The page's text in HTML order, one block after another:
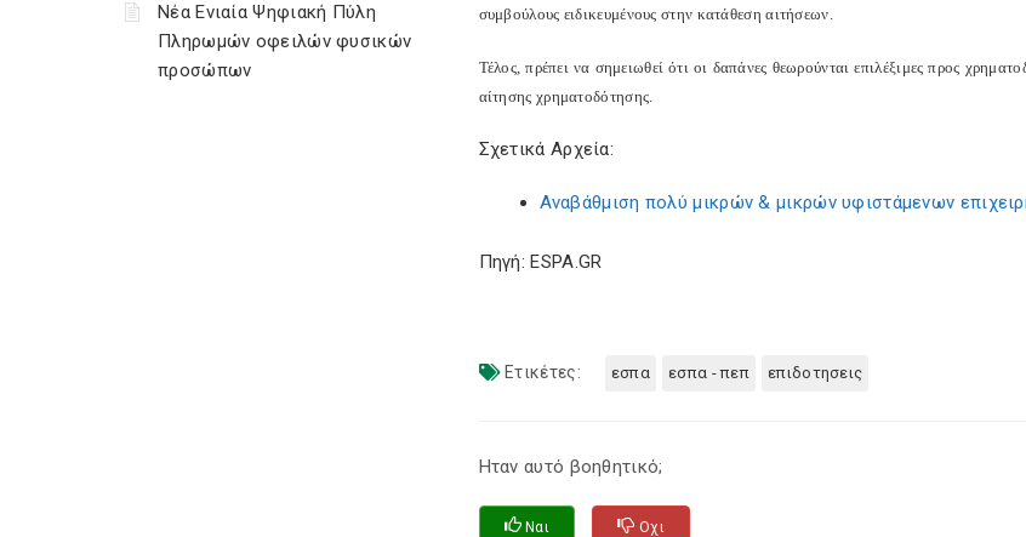
Νέα Ενιαία Ψηφιακή Πύλη
Πληρωμών οφειλών φυσικών
προσώπων
συμβούλους ειδικευμένους στην κατάθεση αιτήσεων.
Τέλος, πρέπει να σημειωθεί ότι οι δαπάνες θεωρούνται επιλέξιμες προς
αίτησης χρηματοδότησης.
Σχετικά Αρχεία:
Αναβάθμιση πολύ μικρών & μικρών υφιστάμενων
Πηγή: ESPA.GR
Ετικέτες: εσπα εσπα - πεπ επιδοτησεις
Ηταν αυτό βοηθητικό;
Ναι Οχι